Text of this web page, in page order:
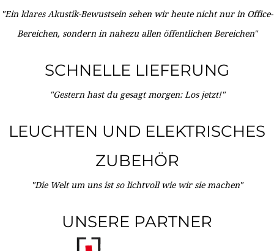
"Ein klares Akustik-Bewustsein sehen wir heute nicht nur in Office-
Bereichen, sondern in nahezu allen öffentlichen Bereichen"
SCHNELLE LIEFERUNG
"Gestern hast du gesagt morgen: Los jetzt!"
LEUCHTEN UND ELEKTRISCHES
ZUBEHÖR
"Die Welt um uns ist so lichtvoll wie wir sie machen"
UNSERE PARTNER